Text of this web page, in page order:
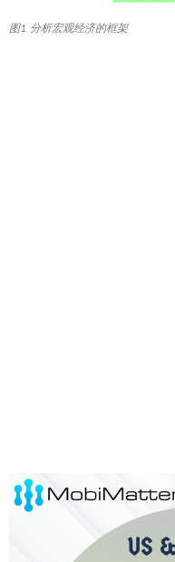
图1 分析宏观经济的框架